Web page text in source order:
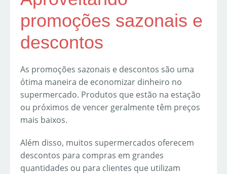
promoções sazonais e
descontos
As promoções sazonais e descontos são uma
ótima maneira de economizar dinheiro no
supermercado. Produtos que estão na estação
ou próximos de vencer geralmente têm preços
mais baixos.
Além disso, muitos supermercados oferecem
descontos para compras em grandes
quantidades ou para clientes que utilizam